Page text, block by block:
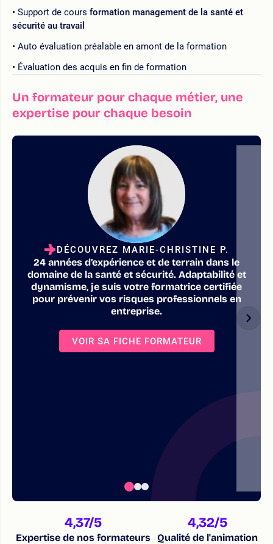
Support de cours formation management de la santé et
sécurité au travail
Auto évaluation préalable en amont de la formation
Évaluation des acquis en fin de formation
Un formateur pour chaque métier, une
expertise pour chaque besoin
DÉCOUVREZ MARIE-CHRISTINE P.
24 années d’expérience et de terrain dans le
domaine de la santé et sécurité. Adaptabilité et
dynamisme, je suis votre formatrice certifiée
pour prévenir vos risques professionnels en
entreprise.
VOIR SA FICHE FORMATEUR
4,37/5
Expertise de nos formateurs
4,32/5
Qualité de l'animation